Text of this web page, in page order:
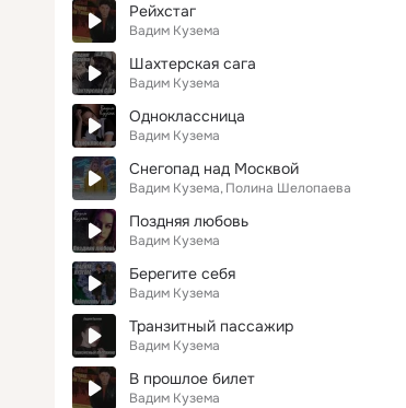
Рейхстаг
Вадим Кузема
Шахтерская сага
Вадим Кузема
Одноклассница
Вадим Кузема
Снегопад над Москвой
Вадим Кузема Полина Шелопаева
Поздняя любовь
Вадим Кузема
Берегите себя
Вадим Кузема
Транзитный пассажир
Вадим Кузема
В прошлое билет
Вадим Кузема